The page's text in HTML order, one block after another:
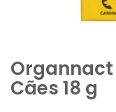
Organnact
Cães 18 g